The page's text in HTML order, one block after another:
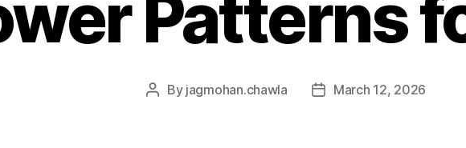
Patterns
Post
By jagmohan.chawla
PostMarch 12, 2026